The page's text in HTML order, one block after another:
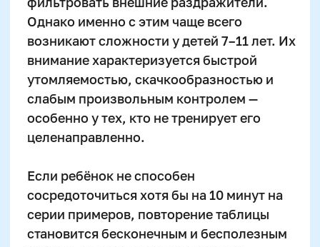
Учит нестандартным способам
счета
Повышает скорость обработки
Поддерживает интерес к цифрам
и структурам
Может отвлечь от глубокого
понимания